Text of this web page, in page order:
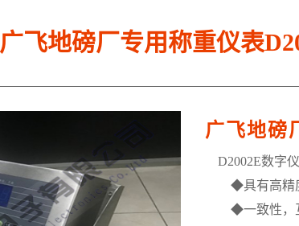
广飞地磅厂专用称重仪表
广飞地磅
D2002E数字
◆具有高精
◆一致性，